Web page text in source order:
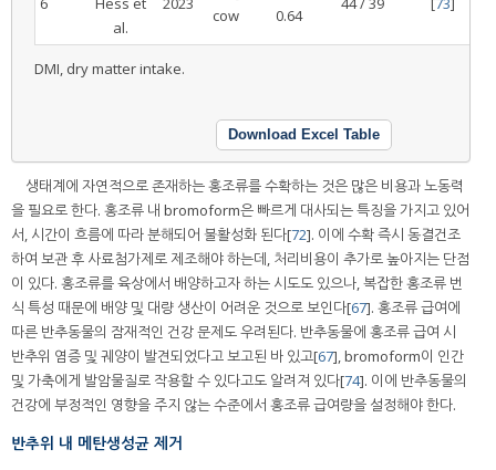
al.
cow
0.64
DMI, dry matter intake.
Download Excel Table
생태계에 자연적으로 존재하는 홍조류를 수확하는 것은 많은 비용과 노동력
을 필요로 한다. 홍조류 내 bromoform은 빠르게 대사되는 특징을 가지고 있어
서, 시간이 흐름에 따라 분해되어 불활성화 된다[72]. 이에 수확 즉시 동결건조
하여 보관 후 사료첨가제로 제조해야 하는데, 처리비용이 추가로 높아지는 단점
이 있다. 홍조류를 육상에서 배양하고자 하는 시도도 있으나, 복잡한 홍조류 번
식 특성 때문에 배양 및 대량 생산이 어려운 것으로 보인다[67]. 홍조류 급여에
따른 반추동물의 잠재적인 건강 문제도 우려된다. 반추동물에 홍조류 급여 시
반추위 염증 및 궤양이 발견되었다고 보고된 바 있고[67], bromoform이 인간
및 가축에게 발암물질로 작용할 수 있다고도 알려져 있다[74]. 이에 반추동물의
건강에 부정적인 영향을 주지 않는 수준에서 홍조류 급여량을 설정해야 한다.
반추위 내 메탄생성균 제거